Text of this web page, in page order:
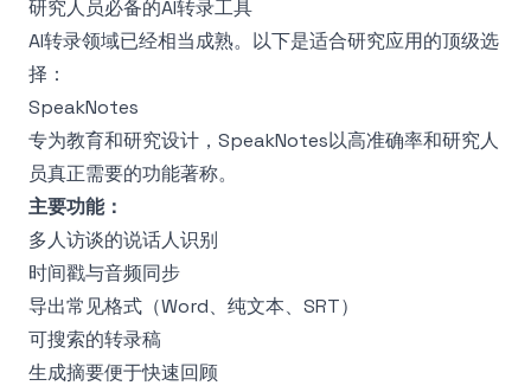
研究人员必备的AI转录工具
AI转录领域已经相当成熟。以下是适合研究应用的顶级选
择：
SpeakNotes
专为教育和研究设计，SpeakNotes以高准确率和研究人
员真正需要的功能著称。
主要功能：
多人访谈的说话人识别
时间戳与音频同步
导出常见格式（Word、纯文本、SRT）
可搜索的转录稿
生成摘要便于快速回顾